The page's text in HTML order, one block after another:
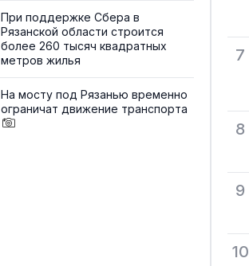
При поддержке Сбера в
Рязанской области строится
более 260 тысяч квадратных
метров жилья
На мосту под Рязанью временно
ограничат движение транспорта
7
8
9
10